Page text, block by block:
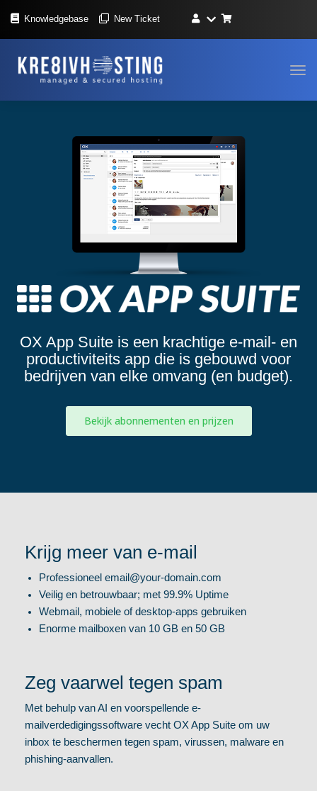
Knowledgebase New Ticket
OX App Suite is een krachtige e-mail- en
productiviteits app die is gebouwd voor
bedrijven van elke omvang (en budget).
Bekijk abonnementen en prijzen
Krijg meer van e-mail
Professioneel email@your-domain.com
Veilig en betrouwbaar; met 99.9% Uptime
Webmail, mobiele of desktop-apps gebruiken
Enorme mailboxen van 10 GB en 50 GB
Zeg vaarwel tegen spam
Met behulp van AI en voorspellende e-
mailverdedigingssoftware vecht OX App Suite om uw
inbox te beschermen tegen spam, virussen, malware en
phishing-aanvallen.